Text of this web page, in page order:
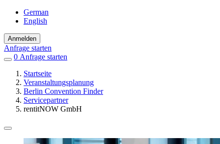
German
English
Anmelden
Anfrage starten
0 Einträge
Favoriten
Anfrage starten
Startseite
Veranstaltungsplanung
Berlin Convention Finder
Servicepartner
rentitNOW GmbH